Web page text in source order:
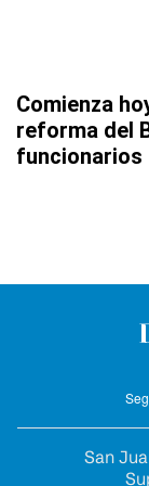
Comienza
reforma del
funcionarios
San